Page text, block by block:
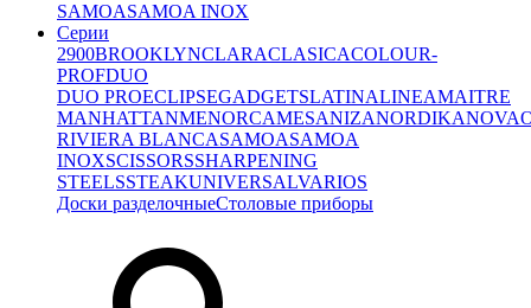
SAMOASAMOA INOX
Серии
2900BROOKLYNCLARACLASICACOLOUR-
PROFDUO
DUO PROECLIPSEGADGETSLATINALINEAMAITRE
MANHATTANMENORCAMESANIZANORDIKANOVA
RIVIERA BLANCASAMOASAMOA
INOXSCISSORSSHARPENING
STEELSSTEAKUNIVERSALVARIOS
Доски разделочныеСтоловые приборы